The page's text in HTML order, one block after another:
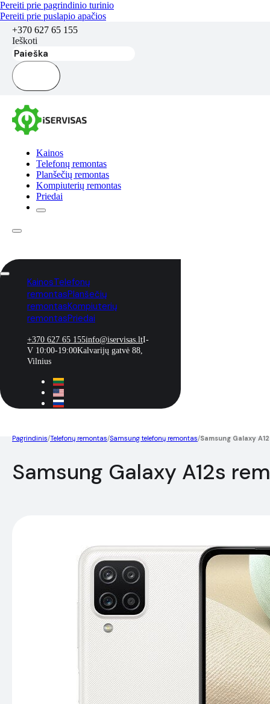
Pereiti prie pagrindinio turinio
Pereiti prie puslapio apačios
+370 627 65 155
Ieškoti
Kainos
Telefonų remontas
Planšečių remontas
Kompiuterių remontas
Priedai
KainosTelefonų
remontasPlanšečių
remontasKompiuterių
remontasPriedai
+370 627 65 155info@iservisas.ltI-
V 10:00-19:00Kalvarijų gatvė 88,
Vilnius
Pagrindinis/Telefonų remontas/Samsung telefonų remontas/Samsung Galaxy
Samsung Galaxy A12s